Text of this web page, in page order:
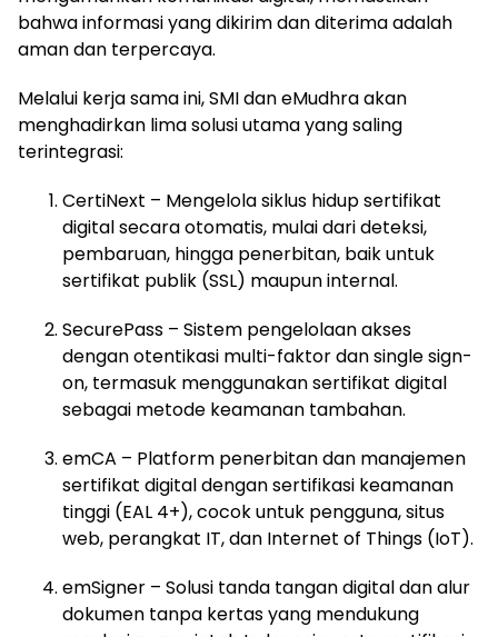
bahwa informasi yang dikirim dan diterima adalah
aman dan terpercaya.
Melalui kerja sama ini, SMI dan eMudhra akan
menghadirkan lima solusi utama yang saling
terintegrasi:
CertiNext – Mengelola siklus hidup sertifikat
digital secara otomatis, mulai dari deteksi,
pembaruan, hingga penerbitan, baik untuk
sertifikat publik (SSL) maupun internal.
SecurePass – Sistem pengelolaan akses
dengan otentikasi multi-faktor dan single sign-
on, termasuk menggunakan sertifikat digital
sebagai metode keamanan tambahan.
emCA – Platform penerbitan dan manajemen
sertifikat digital dengan sertifikasi keamanan
tinggi (EAL 4+), cocok untuk pengguna, situs
web, perangkat IT, dan Internet of Things (IoT).
emSigner – Solusi tanda tangan digital dan alur
dokumen tanpa kertas yang mendukung